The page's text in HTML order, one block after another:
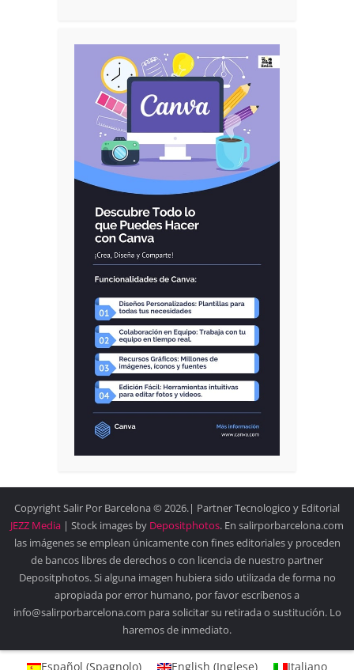
Copyright Salir Por Barcelona © 2026.| Partner Tecnologico y Editorial
JEZZ Media | Stock images by Depositphotos. En salirporbarcelona.com
las imágenes se emplean únicamente con fines editoriales y proceden
de bancos libres de derechos o con licencia de nuestro partner
Depositphotos. Si alguna imagen hubiera sido utilizada de forma no
apropiada por error humano, por favor escríbenos a
info@salirporbarcelona.com para solicitar su retirada o sustitución. Lo
haremos de inmediato.